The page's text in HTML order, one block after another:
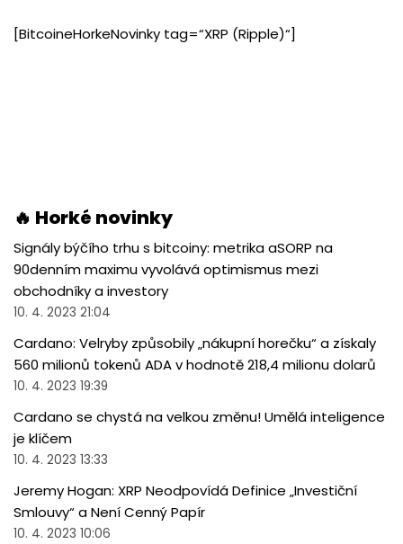
[BitcoineHorkeNovinky tag=“XRP (Ripple)“]
🔥 Horké novinky
Signály býčího trhu s bitcoiny: metrika aSORP na
90denním maximu vyvolává optimismus mezi
obchodníky a investory
10. 4. 2023 21:04
Cardano: Velryby způsobily „nákupní horečku“ a získaly
560 milionů tokenů ADA v hodnotě 218,4 milionu dolarů
10. 4. 2023 19:39
Cardano se chystá na velkou změnu! Umělá inteligence
je klíčem
10. 4. 2023 13:33
Jeremy Hogan: XRP Neodpovídá Definice „Investiční
Smlouvy“ a Není Cenný Papír
10. 4. 2023 10:06